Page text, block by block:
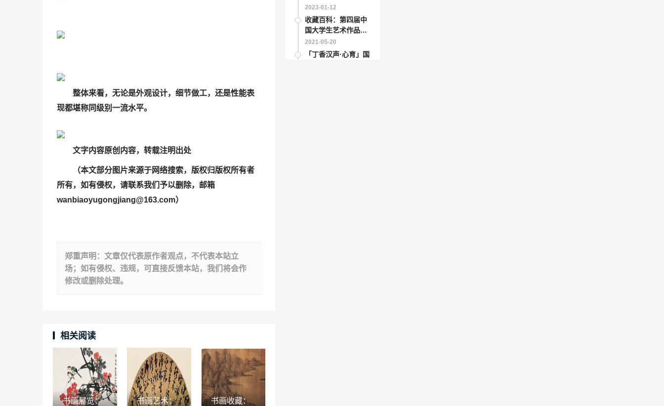
整体来看，无论是外观设计，细节做工，还是性能表
现都堪称同级别一流水平。
文字内容原创内容，转载注明出处
（本文部分图片来源于网络搜索，版权归版权所有者
所有，如有侵权，请联系我们予以删除，邮箱
wanbiaoyugongjiang@163.com）
郑重声明：文章仅代表原作者观点，不代表本站立
场；如有侵权、违规，可直接反馈本站，我们将会作
修改或删除处理。
相关阅读
书画展览： 书画艺术： 书画收藏：
2023-02-02
书画收藏：为何要做
“吴湖帆文献展”
2021-11-27
“瓷器”一只宋代瓷碗
中诗句「平平凡凡百
里青锋」
2023-01-12
收藏百科：第四届中
国大学生艺术作品展
人美展圆满落幕
2021-05-20
「丁香汉声·心育」国